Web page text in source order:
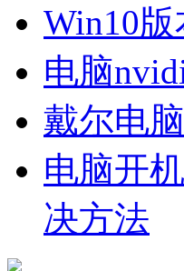
Win10
电脑
戴尔电
电脑开
决方法